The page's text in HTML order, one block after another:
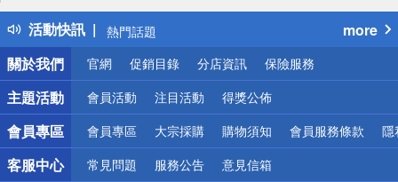
活動快訊
得獎公告
熱門話題
銀行優惠
偏遠地區配送
詐騙網頁！請小心！
more
關於我們
官網 促銷目錄 分店資訊 保險服務
主題活動 會員活動 注目活動 得獎公佈
會員專區 會員專區 大宗採購 購物須知 會員服務條款 隱
客服中心 常見問題 服務公告 意見信箱